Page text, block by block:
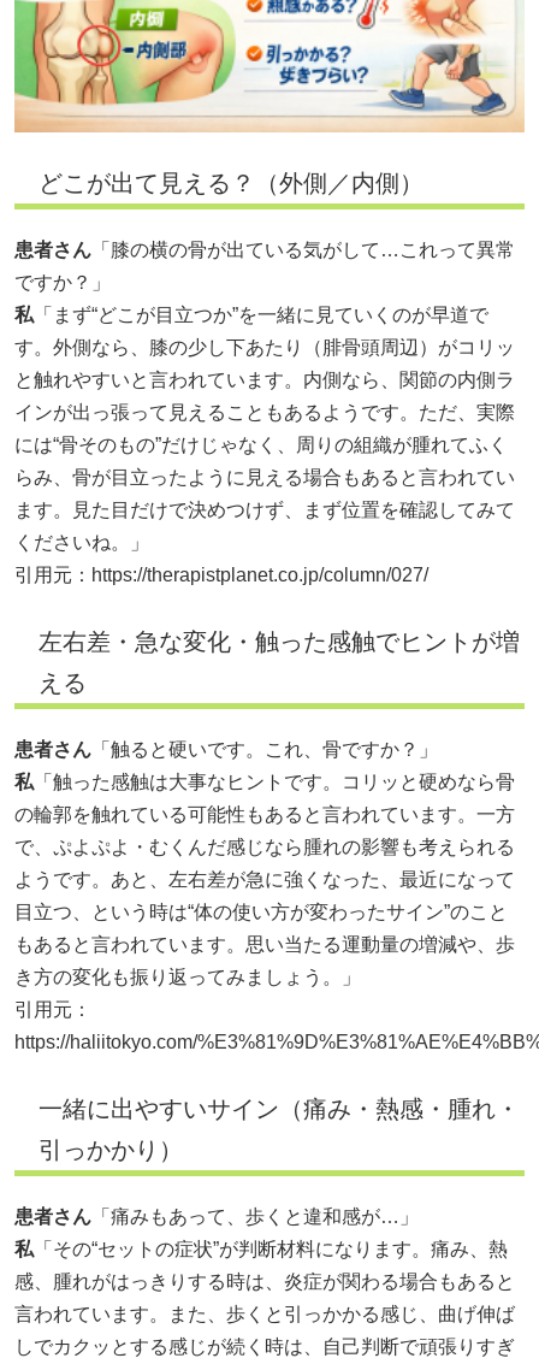
どこが出て見える？（外側／内側）
患者さん 「膝の横の骨が出ている気がして…これって異常
ですか？」
私「まず“どこが目立つか”を一緒に見ていくのが早道で
す。外側なら、膝の少し下あたり（腓骨頭周辺）がコリッ
と触れやすいと言われています。内側なら、関節の内側ラ
インが出っ張って見えることもあるようです。ただ、実際
には“骨そのもの”だけじゃなく、周りの組織が腫れてふく
らみ、骨が目立ったように見える場合もあると言われてい
ます。見た目だけで決めつけず、まず位置を確認してみて
くださいね。」
引用元： https://therapistplanet.co.jp/column/027/
左右差・急な変化・触った感触でヒントが増
える
患者さん 「触ると硬いです。これ、骨ですか？」
私「触った感触は大事なヒントです。コリッと硬めなら骨
の輪郭を触れている可能性もあると言われています。一方
で、ぷよぷよ・むくんだ感じなら腫れの影響も考えられる
ようです。あと、左右差が急に強くなった、最近になって
目立つ、という時は“体の使い方が変わったサイン”のこと
もあると言われています。思い当たる運動量の増減や、歩
き方の変化も振り返ってみましょう。」
引用元：
https://haliitokyo.com/
一緒に出やすいサイン（痛み・熱感・腫れ・
引っかかり）
患者さん 「痛みもあって、歩くと違和感が…」
私「その“セットの症状”が判断材料になります。痛み、熱
感、腫れがはっきりする時は、炎症が関わる場合もあると
言われています。また、歩くと引っかかる感じ、曲げ伸ば
しでカクッとする感じが続く時は、自己判断で頑張りすぎ